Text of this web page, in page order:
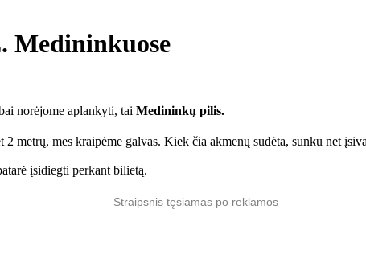
Medininkuose
norėjome aplankyti, tai Medininkų pilis.
metrų, mes kraipėme galvas. Kiek čia akmenų sudėta, sunku net
įsidiegti perkant bilietą.
Straipsnis tęsiamas po reklamos